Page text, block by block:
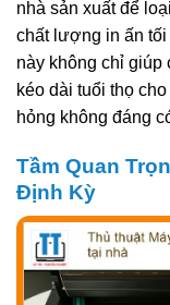
nhà sản xuất để
chất lượng in ấn
này không chỉ giúp
kéo dài tuổi thọ
hỏng không đáng
Tầm Quan
Định Kỳ